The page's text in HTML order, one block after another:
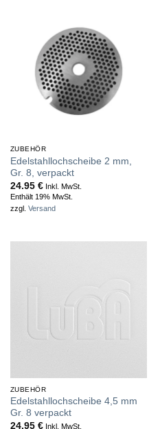
ZUBEHÖR
Edelstahllochscheibe 2 mm,
Gr. 8, verpackt
24.95 €Inkl. MwSt.
Enthält 19% MwSt.
zzgl. Versand
ZUBEHÖR
Edelstahllochscheibe 4,5 mm
Gr. 8 verpackt
24.95 €Inkl. MwSt.